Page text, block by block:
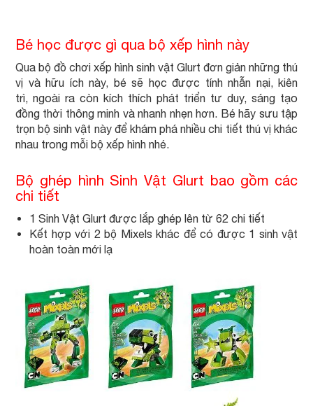
Bé học được gì qua bộ xếp hình này
Qua bộ đồ chơi xếp hình sinh vật Glurt đơn giản những thú
vị và hữu ích này, bé sẽ học được tính nhẫn nại, kiên
trì, ngoài ra còn kích thích phát triển tư duy, sáng tạo
đồng thời thông minh và nhanh nhẹn hơn. Bé hãy sưu tập
trọn bộ sinh vật này để khám phá nhiều chi tiết thú vị khác
nhau trong mỗi bộ xếp hình nhé.
Bộ ghép hình Sinh Vật Glurt bao gồm các
chi tiết
1 Sinh Vật Glurt được lắp ghép lên từ 62 chi tiết
Kết hợp với 2 bộ Mixels khác để có được 1 sinh vật
hoàn toàn mới lạ